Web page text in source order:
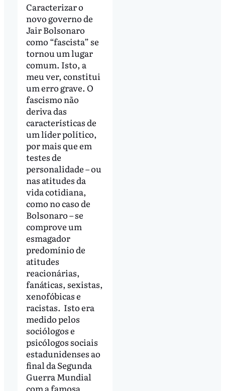
Caracterizar o
novo governo de
Jair Bolsonaro
como “fascista” se
tornou um lugar
comum. Isto, a
meu ver, constitui
um erro grave. O
fascismo não
deriva das
características de
um líder político,
por mais que em
testes de
personalidade – ou
nas atitudes da
vida cotidiana,
como no caso de
Bolsonaro – se
comprove um
esmagador
predomínio de
atitudes
reacionárias,
fanáticas, sexistas,
xenofóbicas e
racistas. Isto era
medido pelos
sociólogos e
psicólogos sociais
estadunidenses ao
final da Segunda
Guerra Mundial
com a famosa